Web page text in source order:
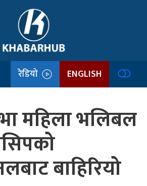
रेडियो ENGLISH
महिला भलिबल
बाहिरियो